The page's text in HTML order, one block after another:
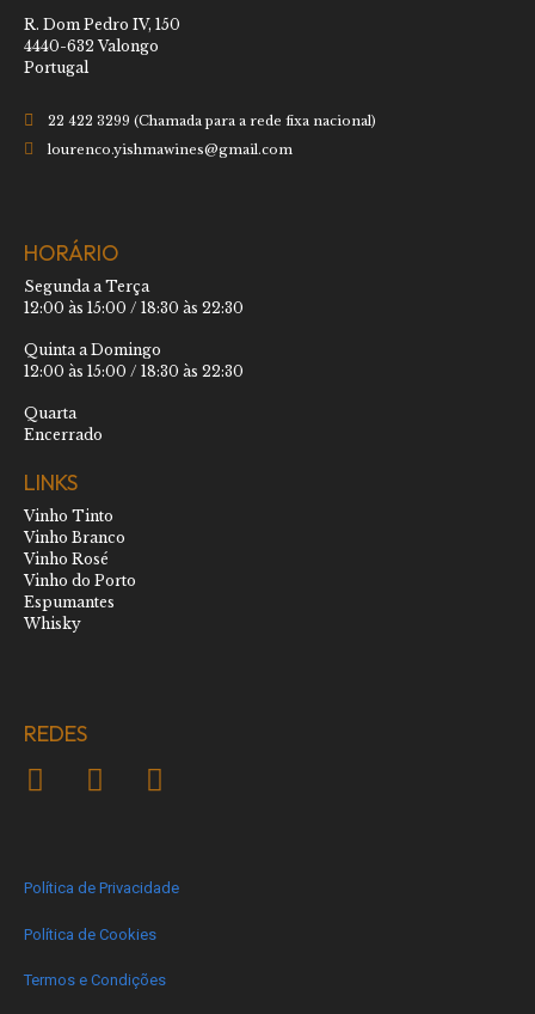
R. Dom Pedro IV, 150
4440-632 Valongo
Portugal
22 422 3299 (Chamada para a rede fixa nacional)
lourenco.yishmawines@gmail.com
HORÁRIO
Segunda a Terça
12:00 às 15:00 / 18:30 às 22:30
Quinta a Domingo
12:00 às 15:00 / 18:30 às 22:30
Quarta
Encerrado
LINKS
Vinho Tinto
Vinho Branco
Vinho Rosé
Vinho do Porto
Espumantes
Whisky
REDES
Política de Privacidade
Política de Cookies
Termos e Condições